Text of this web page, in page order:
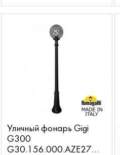
Уличный фонарь Gigi
G300
G30.156.000.AZE27